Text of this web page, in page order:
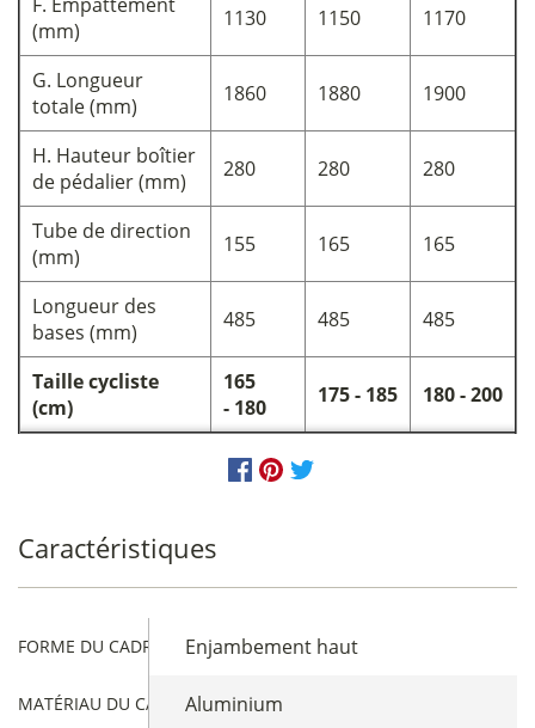
(mm)
1130 1150 1170
G. Longueur
totale (mm)
1860 1880 1900
H. Hauteur boîtier
de pédalier (mm)
280 280 280
Tube de direction
(mm)
155 165 165
Longueur des
bases (mm)
485 485 485
Taille cycliste
(cm)
165
- 180
175 - 185 180 - 200
Caractéristiques
FORME DU CADRE Enjambement haut
MATÉRIAU DU CADREAluminium